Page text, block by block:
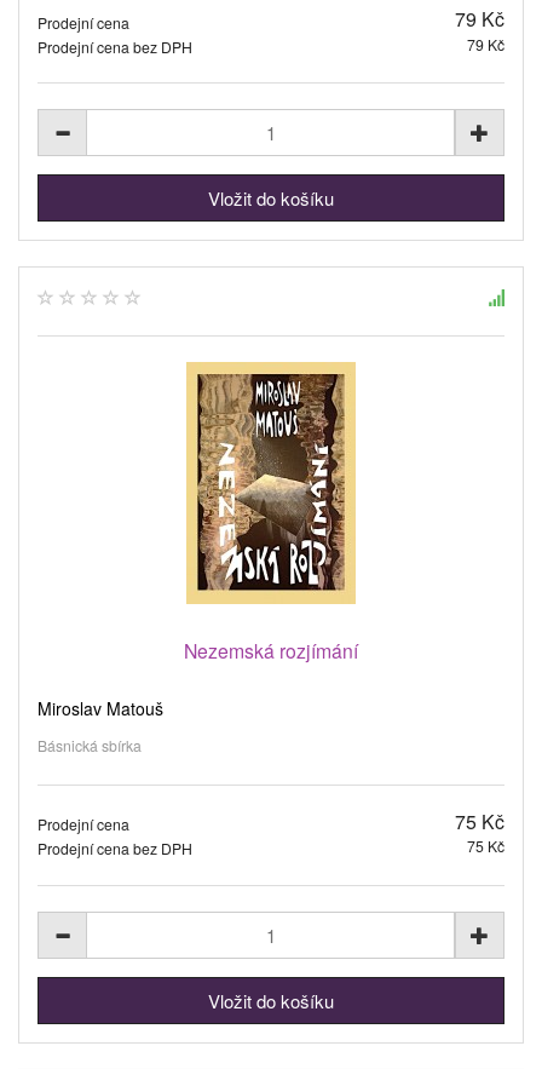
Prodejní cena 79 Kč
Prodejní cena bez DPH 79 Kč
Nezemská rozjímání
Miroslav Matouš
Básnická sbírka
Prodejní cena 75 Kč
Prodejní cena bez DPH 75 Kč